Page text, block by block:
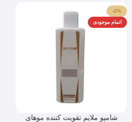
-2%
اتمام موجودی
شامپو ملایم تقویت کننده موهای